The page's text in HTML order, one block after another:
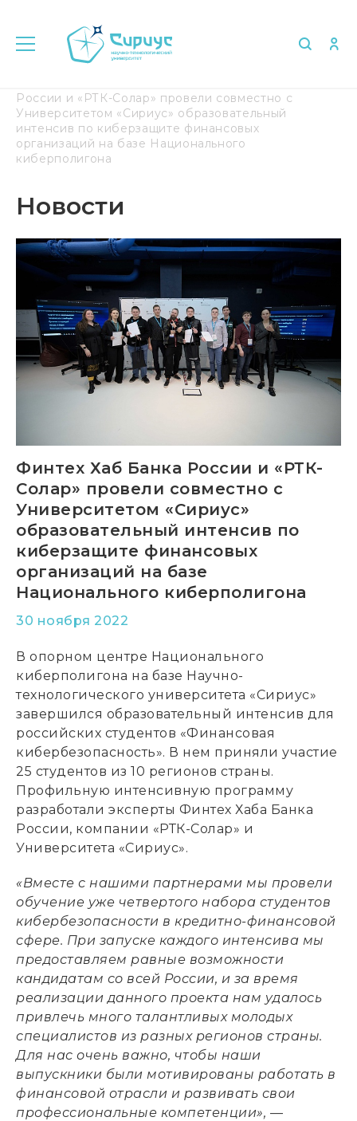
России и «РТК-Солар» провели совместно с
Университетом «Сириус» образовательный
интенсив по киберзащите финансовых
организаций на базе Национального
киберполигона
Новости
Финтех Хаб Банка России и «РТК-
Солар» провели совместно с
Университетом «Сириус»
образовательный интенсив по
киберзащите финансовых
организаций на базе
Национального киберполигона
30 ноября 2022
В опорном центре Национального
киберполигона на базе Научно-
технологического университета «Сириус»
завершился образовательный интенсив для
российских студентов «Финансовая
кибербезопасность». В нем приняли участие
25 студентов из 10 регионов страны.
Профильную интенсивную программу
разработали эксперты Финтех Хаба Банка
России, компании «РТК-Солар» и
Университета «Сириус».
«Вместе с нашими партнерами мы провели
обучение уже четвертого набора студентов
кибербезопасности в кредитно-финансовой
сфере. При запуске каждого интенсива мы
предоставляем равные возможности
кандидатам со всей России, и за время
реализации данного проекта нам удалось
привлечь много талантливых молодых
специалистов из разных регионов страны.
Для нас очень важно, чтобы наши
выпускники были мотивированы работать в
финансовой отрасли и развивать свои
профессиональные компетенции», —